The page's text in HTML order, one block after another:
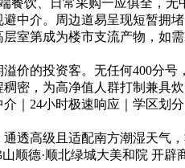
饮、日常采购一应俱全，
中介。周边道易呈现短暂
室第成为楼市支流产物，
的投资客。无任何400分号
密，为高净值人群打制兼
｜24小时极速响应｜学区划
高级且适配南方潮湿天气
顺德·顺北绿城大美和院 开